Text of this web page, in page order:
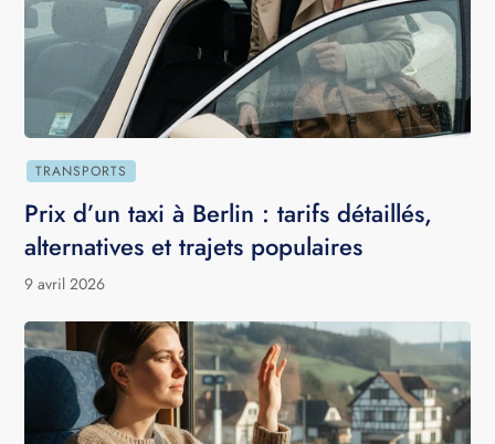
TRANSPORTS
Prix d’un taxi à Berlin : tarifs détaillés,
alternatives et trajets populaires
9 avril 2026